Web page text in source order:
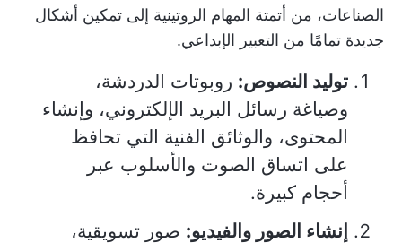
الصناعات، من أتمتة المهام الروتينية إلى تمكين أشكال
جديدة تمامًا من التعبير الإبداعي.
توليد النصوص: روبوتات الدردشة،
وصياغة رسائل البريد الإلكتروني، وإنشاء
المحتوى، والوثائق الفنية التي تحافظ
على اتساق الصوت والأسلوب عبر
أحجام كبيرة.
إنشاء الصور والفيديو: صور تسويقية،